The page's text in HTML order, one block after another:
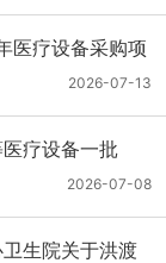
医疗设备采购项
2026-07-13
疗设备一批
2026-07-08
生院关于洪渡